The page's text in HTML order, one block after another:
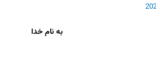
به نام خدا